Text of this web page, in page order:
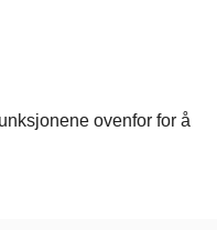
ovenfor for å